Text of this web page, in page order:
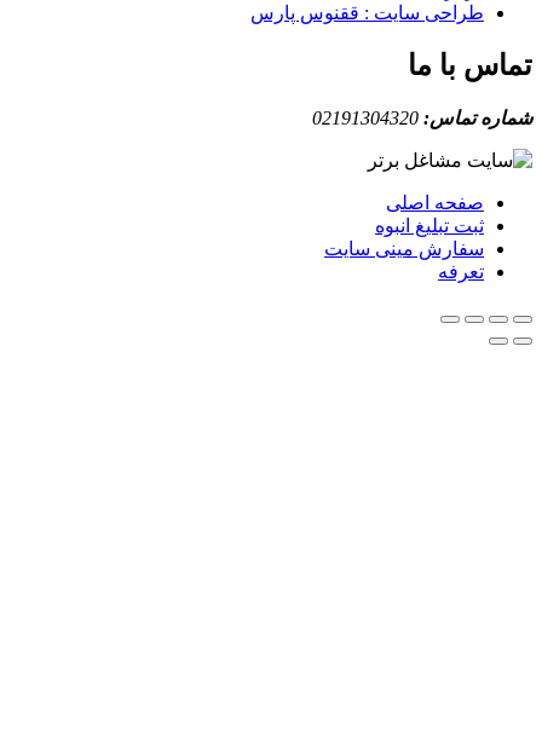
طراحی سایت : ققنوس پارس
با ما
تماس:02191304320
صفحه اصلی
ثبت تبلیغ انبوه
سفارش مینی سایت
تعرفه